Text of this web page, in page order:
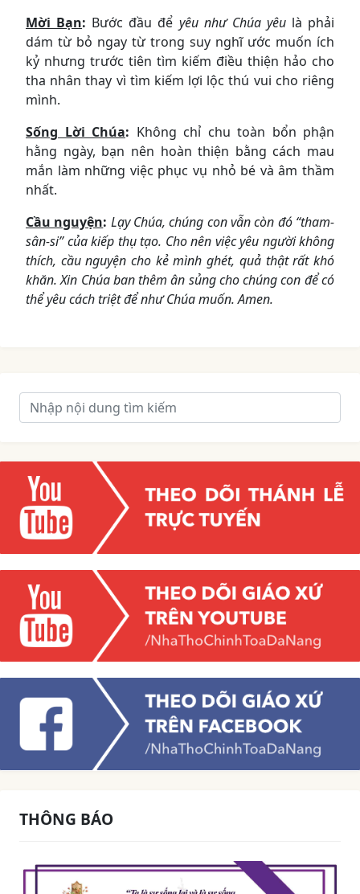
Mời Bạn: Bước đầu để yêu như Chúa yêulà phải
dám từ bỏ ngay từ trong suy nghĩ ước muốn ích
kỷ nhưng trước tiên tìm kiếm điều thiện hảo cho
tha nhân thay vì tìm kiếm lợi lộc thú vui cho riêng
mình.
Sống Lời Chúa: Không chỉ chu toàn bổn phận
hằng ngày, bạn nên hoàn thiện bằng cách mau
mắn làm những việc phục vụ nhỏ bé và âm thầm
nhất.
Cầu nguyện: Lạy Chúa, chúng con vẫn còn đó “tham-
sân-si” của kiếp thụ tạo. Cho nên việc yêu người không
thích, cầu nguyện cho kẻ mình ghét, quả thật rất khó
khăn. Xin Chúa ban thêm ân sủng cho chúng con để có
thể yêu cách triệt để như Chúa muốn. Amen.
THÔNG BÁO